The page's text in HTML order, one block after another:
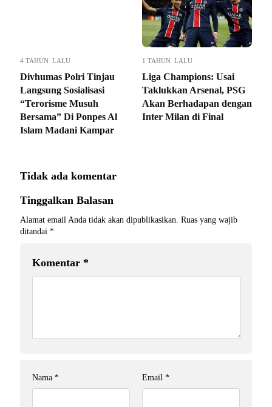
4 TAHUN LALU
Divhumas Polri Tinjau
Langsung Sosialisasi
“Terorisme Musuh
Bersama” Di Ponpes Al
Islam Madani Kampar
1 TAHUN LALU
Liga Champions: Usai
Taklukkan Arsenal, PSG
Akan Berhadapan dengan
Inter Milan di Final
Tidak ada komentar
Tinggalkan Balasan
Alamat email Anda tidak akan dipublikasikan. Ruas yang wajib
ditandai *
Komentar *
Nama * Email *